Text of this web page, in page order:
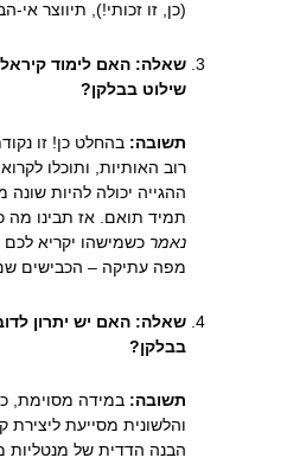
(כן, זו זכותי!), תיווצר
שאלה: האם לימוד
שילוט בבלקן?
תשובה: בהחלט כן! זו
רוב האותיות, ותוכלו
ההגייה יכולה להיות
תמיד תואם. אז תבינו מה
נאמר כשמישהו יקריא
מפה עתיקה – הכבישים
שאלה: האם יש יתרון
בבלקן?
תשובה: במידה מסוימת,
והלשונית מסייעת ליצירת
הבנה הדדית של מנטליות